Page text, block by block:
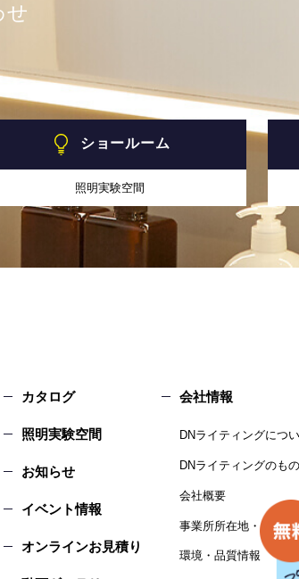
せ
ショールーム
照明実験空間
カタログ
照明実験空間
お知らせ
イベント情報
オンラインお見積り
会社情報
DNライティングにつ
DNライティングのも
会社概要
事業所所在地・MAP
環境・品質情報